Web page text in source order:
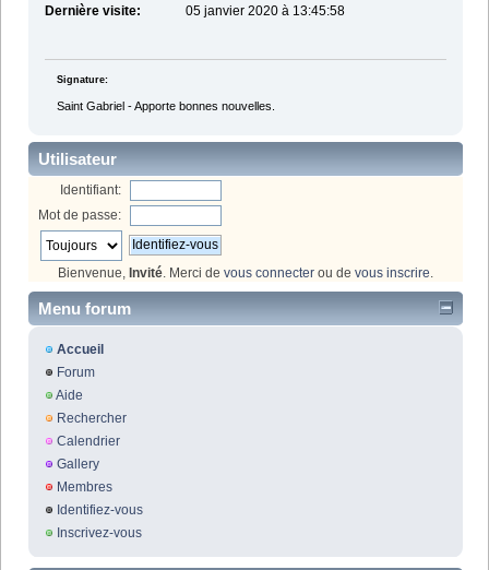
Dernière visite:
05 janvier 2020 à 13:45:58
Signature:
Saint Gabriel - Apporte bonnes nouvelles.
Utilisateur
Identifiant:
Mot de passe:
Bienvenue, Invité. Merci de vous connecter ou de vous inscrire.
Menu forum
Accueil
Forum
Aide
Rechercher
Calendrier
Gallery
Membres
Identifiez-vous
Inscrivez-vous